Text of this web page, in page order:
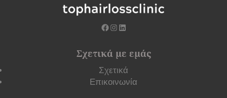
Σχετικά με εμάς
Σχετικά
Επικοινωνία